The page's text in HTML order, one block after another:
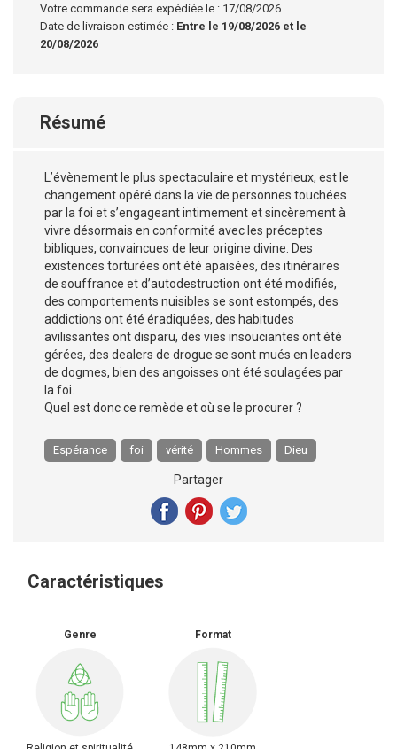
Votre commande sera expédiée le : 17/08/2026
Date de livraison estimée : Entre le 19/08/2026 et le
20/08/2026
Résumé
L’évènement le plus spectaculaire et mystérieux, est le
changement opéré dans la vie de personnes touchées
par la foi et s’engageant intimement et sincèrement à
vivre désormais en conformité avec les préceptes
bibliques, convaincues de leur origine divine. Des
existences torturées ont été apaisées, des itinéraires
de souffrance et d’autodestruction ont été modifiés,
des comportements nuisibles se sont estompés, des
addictions ont été éradiquées, des habitudes
avilissantes ont disparu, des vies insouciantes ont été
gérées, des dealers de drogue se sont mués en leaders
de dogmes, bien des angoisses ont été soulagées par
la foi.
Quel est donc ce remède et où se le procurer ?
Espérance foi vérité Hommes Dieu
Partager
Caractéristiques
Genre Format